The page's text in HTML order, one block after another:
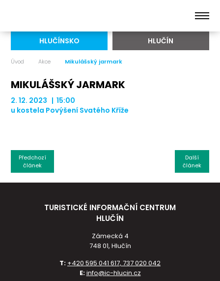
HLUČÍNSKO HLUČÍN
Úvod Akce Mikulášský jarmark
MIKULÁŠSKÝ JARMARK
2. 12. 2023 | 15:00
u kostela Povýšení Svatého Kříže
Další
článek
Předchozí
článek
TURISTICKÉ INFORMAČNÍ CENTRUM
HLUČÍN
Zámecká 4
748 01, Hlučín
T: +420 595 041 617, 737 020 042
E:info@ic-hlucin.cz